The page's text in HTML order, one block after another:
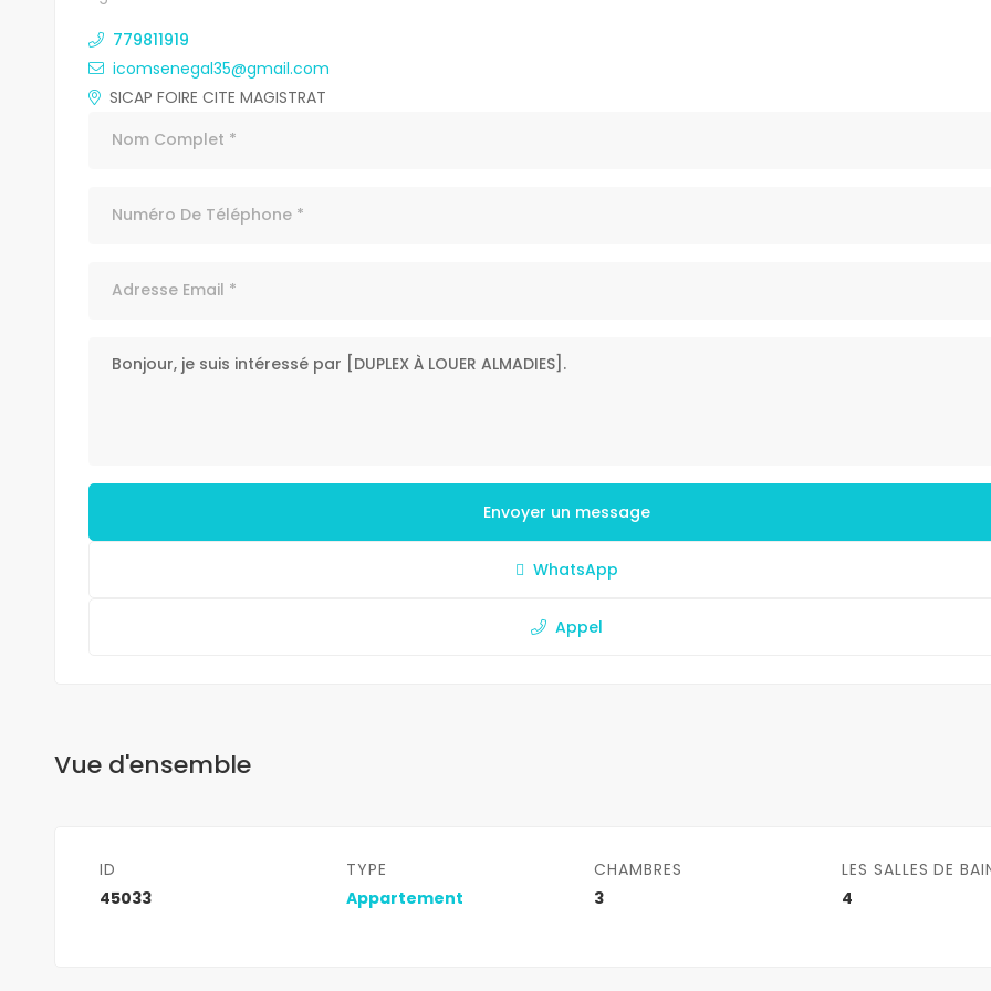
779811919
icomsenegal35@gmail.com
SICAP FOIRE CITE MAGISTRAT
Envoyer un message
WhatsApp
Appel
Vue d'ensemble
ID
45033
TYPE
Appartement
CHAMBRES
3
LES SALLES DE
4